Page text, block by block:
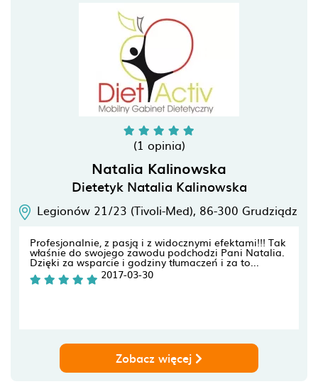
(1 opinia)
Natalia Kalinowska
Dietetyk Natalia Kalinowska
Legionów 21/23 (Tivoli-Med), 86-300 Grudziądz
Profesjonalnie, z pasją i z widocznymi efektami!!! Tak
właśnie do swojego zawodu podchodzi Pani Natalia.
Dzięki za wsparcie i godziny tłumaczeń i za to...
2017-03-30
Zobacz więcej